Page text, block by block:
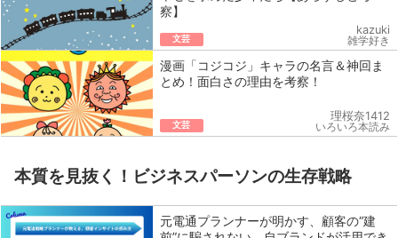
察】
文芸
kazuki
雑学好き
漫画「コジコジ」キャラの名言＆神回ま
とめ！面白さの理由を考察！
文芸
理桜奈1412
いろいろ本読み
本質を見抜く！ビジネスパーソンの生存戦略
元電通プランナーが明かす、顧客の“建